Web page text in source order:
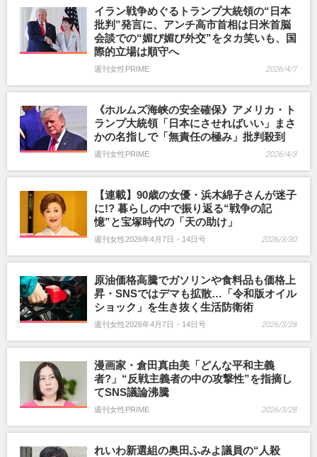
イラン戦争めぐるトランプ大統領の“日本
批判”発言に、アンチ高市首相は日米首脳
会談での“媚び媚び外交”をタカ笑いも、国
際的立場は順守へ
週刊女性PRIME 2026/4/7
《ホルムズ海峡の安全確保》アメリカ・ト
ランプ大統領「日本にさせればいい」まさ
かの名指しで「無責任の極み」批判殺到
週刊女性PRIME 2026/4/3
【連載】90歳の女優・浜木綿子さんが迷子
に!? 暮らしの中で振り返る“戦争の記
憶”と宝塚時代の「天の助け」
週刊女性2026年4月7日・14日号 2026/3/30
原油価格高騰でガソリンや食料品も価格上
昇・SNSではデマも拡散…「令和版オイル
ショック」を生き抜く生活防衛術
週刊女性2026年4月7日・14日号 2026/3/28
漫画家・倉田真由美「どんな平和主義
者?」“反戦主義者の中の攻撃性”を指摘し
てSNS議論沸騰
週刊女性PRIME 2026/3/28
れいわ新選組の奥田ふみよ議員の“人殺